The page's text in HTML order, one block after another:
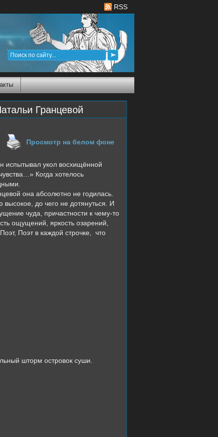
RSS
Гранцевой
Просмотр на белом фоне
испытывал укол восхищённой
Когда хотелось
она абсолютно не годилась.
до чего не дотянуться. И
чуда, причастности к чему-то
ощущений, яркость озарений,
Поэт в каждой строчке, что
шторм островок суши.